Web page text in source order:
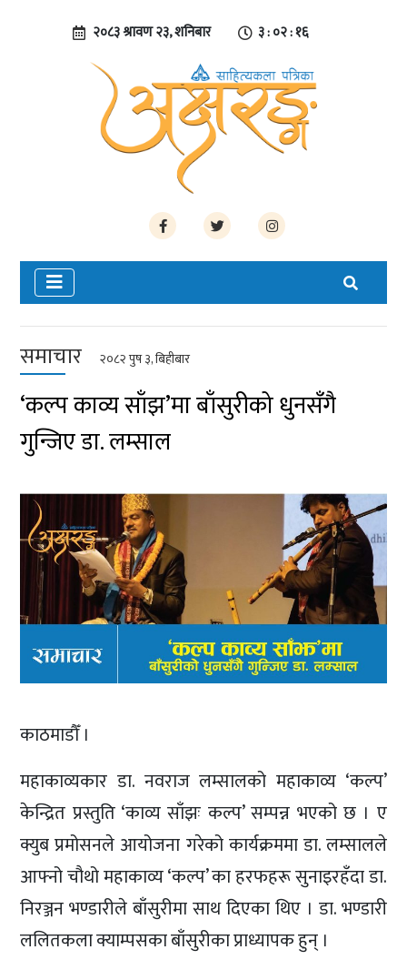
२०८३ श्रावण २३, शनिबार ३ : ०२ : १७
समाचार २०८२ पुष ३, बिहीबार
‘कल्प काव्य साँझ’मा बाँसुरीको धुनसँगै
गुन्जिए डा. लम्साल
काठमाडौँ ।
महाकाव्यकार डा. नवराज लम्सालको महाकाव्य ‘कल्प’
केन्द्रित प्रस्तुति ‘काव्य साँझः कल्प’ सम्पन्न भएको छ । ए
क्युब प्रमोसनले आयोजना गरेको कार्यक्रममा डा. लम्सालले
आफ्नो चौथो महाकाव्य ‘कल्प’ का हरफहरू सुनाइरहँदा डा.
निरञ्जन भण्डारीले बाँसुरीमा साथ दिएका थिए । डा. भण्डारी
ललितकला क्याम्पसका बाँसुरीका प्राध्यापक हुन् ।